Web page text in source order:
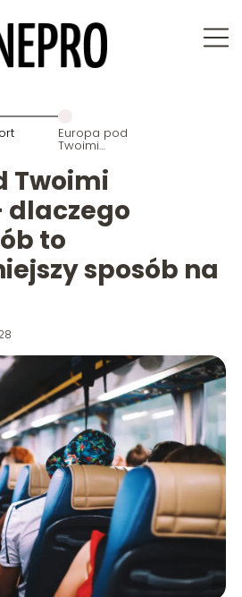
Europa pod
Twoimi
dlaczego
przewóz osób
to
najwygodniejszy
sposób na
podróż?
Twoimi
dlaczego
to
sposób na